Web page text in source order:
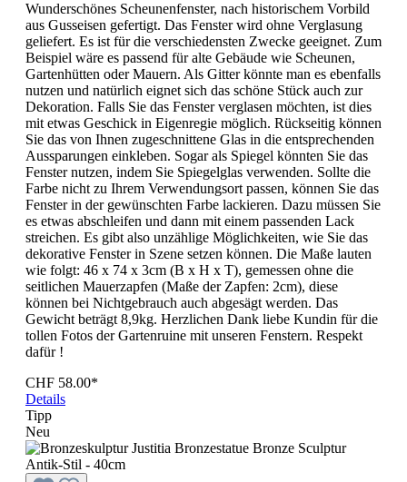
Wunderschönes Scheunenfenster, nach historischem Vorbild
aus Gusseisen gefertigt. Das Fenster wird ohne Verglasung
geliefert. Es ist für die verschiedensten Zwecke geeignet. Zum
Beispiel wäre es passend für alte Gebäude wie Scheunen,
Gartenhütten oder Mauern. Als Gitter könnte man es ebenfalls
nutzen und natürlich eignet sich das schöne Stück auch zur
Dekoration. Falls Sie das Fenster verglasen möchten, ist dies
mit etwas Geschick in Eigenregie möglich. Rückseitig können
Sie das von Ihnen zugeschnittene Glas in die entsprechenden
Aussparungen einkleben. Sogar als Spiegel könnten Sie das
Fenster nutzen, indem Sie Spiegelglas verwenden. Sollte die
Farbe nicht zu Ihrem Verwendungsort passen, können Sie das
Fenster in der gewünschten Farbe lackieren. Dazu müssen Sie
es etwas abschleifen und dann mit einem passenden Lack
streichen. Es gibt also unzählige Möglichkeiten, wie Sie das
dekorative Fenster in Szene setzen können. Die Maße lauten
wie folgt: 46 x 74 x 3cm (B x H x T), gemessen ohne die
seitlichen Mauerzapfen (Maße der Zapfen: 2cm), diese
können bei Nichtgebrauch auch abgesägt werden. Das
Gewicht beträgt 8,9kg. Herzlichen Dank liebe Kundin für die
tollen Fotos der Gartenruine mit unseren Fenstern. Respekt
dafür !
CHF 58.00*
Details
Tipp
Neu